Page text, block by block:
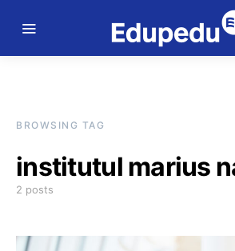
BROWSING TAG
institutul marius
2 posts